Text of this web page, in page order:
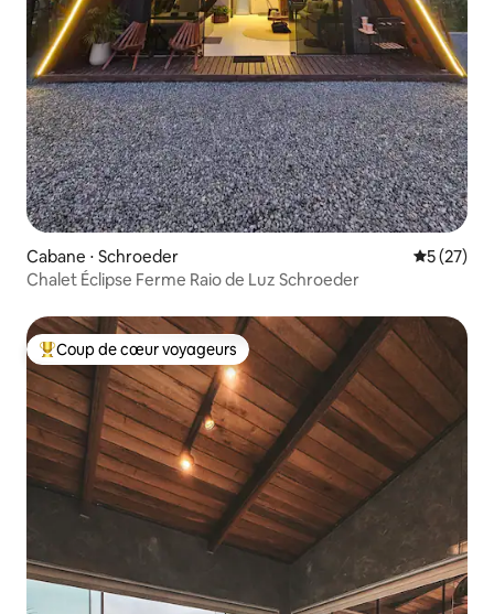
Cabane ⋅ Schroeder
5 (27)
Chalet Éclipse Ferme Raio de Luz Schroeder
Coups de cœur voyageurs les plus appréciés
Coup de cœur voyageurs